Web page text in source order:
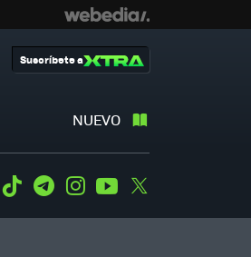
NUEVO
Suscríbete a
WhatsApp
Tiktok TelegramInstagramYoutube